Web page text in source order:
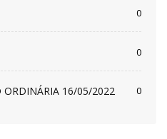
0
0
ORDINÁRIA 16/05/2022 0